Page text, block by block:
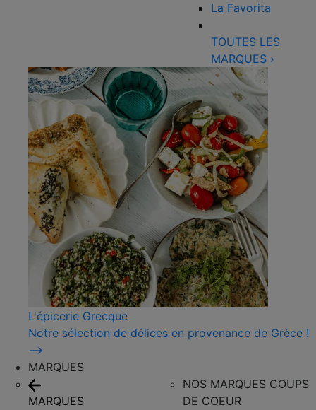
La Favorita
TOUTES LES
MARQUES ›
L'épicerie Grecque
Notre sélection de délices en provenance de Grèce !
⟶
MARQUES
MARQUES
NOS MARQUES COUPS
DE COEUR